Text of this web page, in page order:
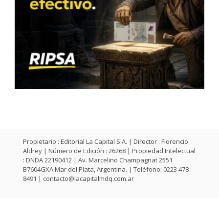
Propietario : Editorial La Capital S.A. | Director : Florencio
Aldrey | Número de Edición : 26268 | Propiedad Intelectual
: DNDA 22190412 | Av. Marcelino Champagnat 2551
B7604GXA Mar del Plata, Argentina. | Teléfono: 0223 478
8491 | contacto@lacapitalmdq.com.ar